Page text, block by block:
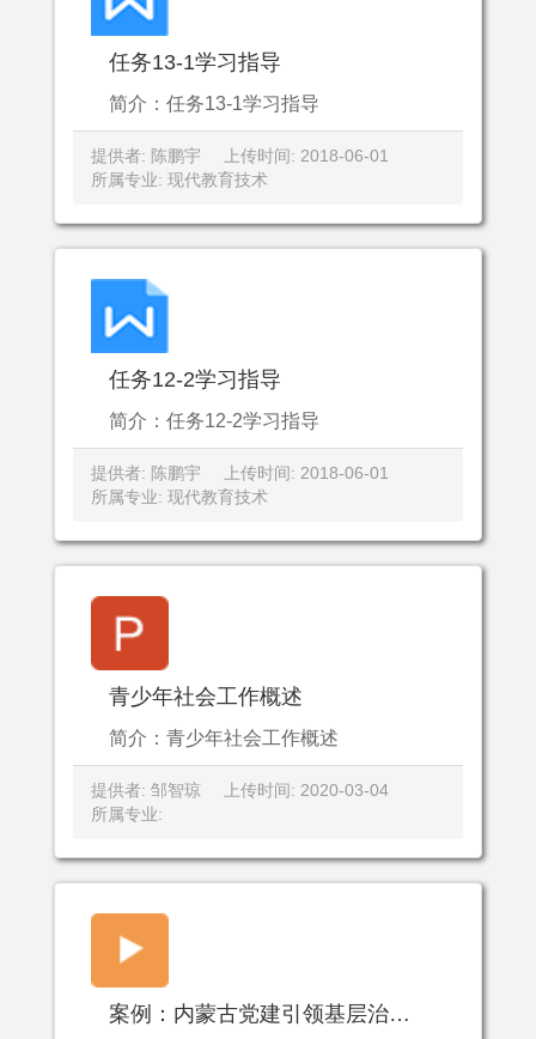
任务13-1学习指导
简介：任务13-1学习指导
提供者: 陈鹏宇
上传时间: 2018-06-01
所属专业: 现代教育技术
任务12-2学习指导
简介：任务12-2学习指导
提供者: 陈鹏宇
上传时间: 2018-06-01
所属专业: 现代教育技术
青少年社会工作概述
简介：青少年社会工作概述
提供者: 邹智琼
上传时间: 2020-03-04
所属专业:
案例：内蒙古党建引领基层治理的创新实践.mp4